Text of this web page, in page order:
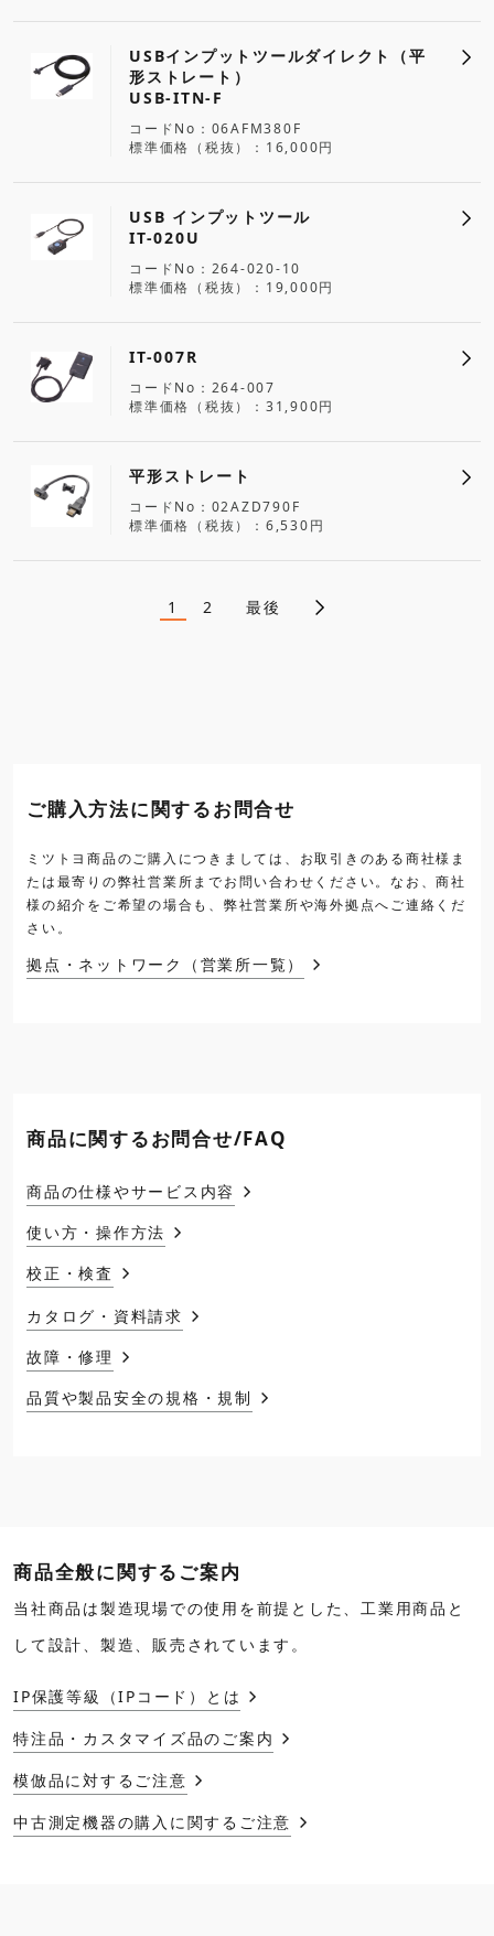
USBインプットツールダイレクト（平
形ストレート）
USB-ITN-F
コードNo
06AFM380F
標準価格（税抜）
16,000円
USB インプットツール
IT-020U
コードNo
264-020-10
標準価格（税抜）
19,000円
IT-007R
コードNo
264-007
標準価格（税抜）
31,900円
平形ストレート
コードNo
02AZD790F
標準価格（税抜）
6,530円
カ
1
ペ
2 最後
ご購入方法に関するお問合せ
ミツトヨ商品のご購入につきましては、お取引きのある商社様ま
たは最寄りの弊社営業所までお問い合わせください。なお、商社
様の紹介をご希望の場合も、弊社営業所や海外拠点へご連絡くだ
さい。
拠点・ネットワーク（営業所一覧）
商品に関するお問合せ/FAQ
商品の仕様やサービス内容
使い方・操作方法
校正・検査
カタログ・資料請求
故障・修理
品質や製品安全の規格・規制
商品全般に関するご案内
当社商品は製造現場での使用を前提とした、工業用商品と
して設計、製造、販売されています。
IP保護等級（IPコード）とは
特注品・カスタマイズ品のご案内
模倣品に対するご注意
中古測定機器の購入に関するご注意